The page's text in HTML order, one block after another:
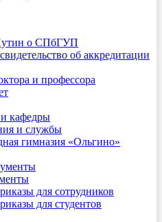
о СПбГУП
об аккредитации
и профессора
кафедры
и службы
гимназия «Ольгино»
для сотрудников
для студентов